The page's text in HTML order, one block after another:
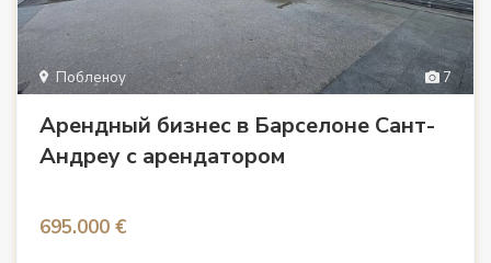
7
Побленоу
Арендный бизнес в Барселоне Сант-
Андреу с арендатором
695.000 €